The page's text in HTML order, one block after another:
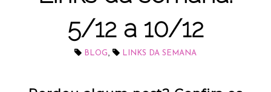
5/12 a 10/12
BLOG LINKS DA SEMANA